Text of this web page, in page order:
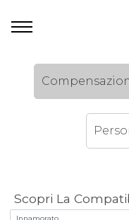
Scopri La